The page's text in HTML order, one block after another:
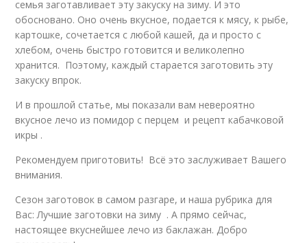
семья заготавливает эту закуску на зиму. И это
обосновано. Оно очень вкусное, подается к мясу, к рыбе,
картошке, сочетается с любой кашей, да и просто с
хлебом, очень быстро готовится и великолепно
хранится. Поэтому, каждый старается заготовить эту
закуску впрок.
И в прошлой статье, мы показали вам невероятно
вкусное лечо из помидор с перцем и рецепт кабачковой
икры .
Рекомендуем приготовить! Всё это заслуживает Вашего
внимания.
Сезон заготовок в самом разгаре, и наша рубрика для
Вас: Лучшие заготовки на зиму . А прямо сейчас,
настоящее вкуснейшее лечо из баклажан. Добро